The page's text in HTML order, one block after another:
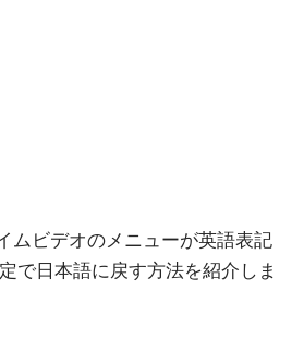
ムビデオのメニューが英語表記
で日本語に戻す方法を紹介しま